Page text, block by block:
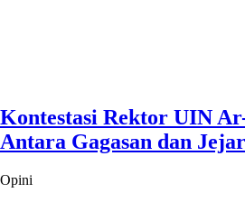
Kontestasi Rektor UIN
Antara Gagasan dan
Opini